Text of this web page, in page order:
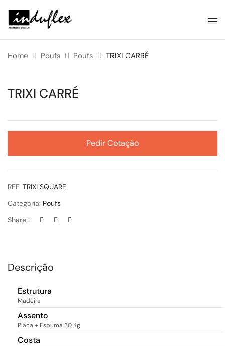
Home Poufs Poufs TRIXI CARRÉ
TRIXI CARRÉ
Pedir Cotação
REF: TRIXI SQUARE
Categoria: Poufs
Share :
Descrição
Estrutura
Madeira
Assento
Placa + Espuma 30 Kg
Costa